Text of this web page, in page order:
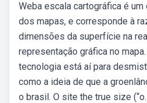
Weba escala cartográfica é
dos mapas, e corresponde à
dimensões da superfície na
representação gráfica no
tecnologia está aí para
como a ideia de que a
o brasil. O site the true size